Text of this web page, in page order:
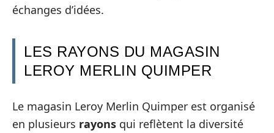
échanges d’idées.
LES RAYONS DU MAGASIN
LEROY MERLIN QUIMPER
Le magasin Leroy Merlin Quimper est organisé
en plusieurs rayons qui reflètent la diversité